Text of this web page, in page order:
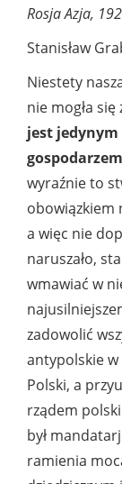
Rosja Azja,
Stanisław
Niestety
nie mogła
jest jedynym
gospodarzem
wyraźnie to
obowiązkiem
a więc nie
naruszało,
wmawiać w
zadowolić
antypolskie
Polski, a
rządem
był
ramienia